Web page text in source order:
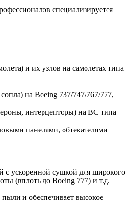
специализируется
и их узлов на самолетах типа
на Boeing 737/747/767/777,
интерцепторы) на ВС типа
панелями, обтекателями
с ускоренной сушкой для широкого
(вплоть до Boeing 777) и т.д.
и обеспечивает высокое